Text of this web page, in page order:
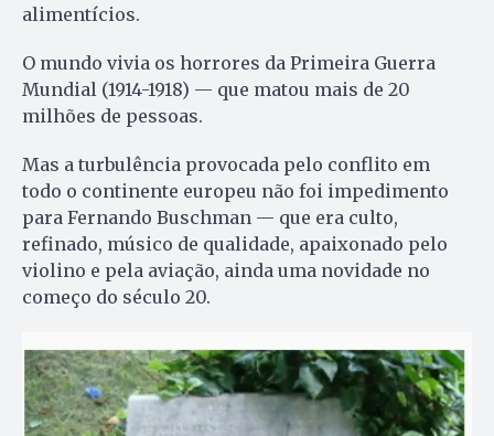
alimentícios.
O mundo vivia os horrores da Primeira Guerra
Mundial (1914-1918) — que matou mais de 20
milhões de pessoas.
Mas a turbulência provocada pelo conflito em
todo o continente europeu não foi impedimento
para Fernando Buschman — que era culto,
refinado, músico de qualidade, apaixonado pelo
violino e pela aviação, ainda uma novidade no
começo do século 20.